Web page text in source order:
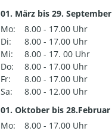
01. März bis 29. September
Mo:
8.00 - 17.00 Uhr
Di:
8.00 - 17.00 Uhr
Mi:
8.00 - 17. 00 Uhr
Do:
8.00 - 17.00 Uhr
Fr:
8.00 - 17.00 Uhr
Sa:
8.00 - 12.00 Uhr
01. Oktober bis 28.Februar
Mo:
8.00 - 17.00 Uhr